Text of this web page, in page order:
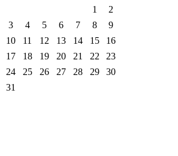
1
2
3
4 5 6 7 8
9
10
11 12 13 14 15
16
17
18 19 20 21 22
23
24
25 26 27 28 29
30
31